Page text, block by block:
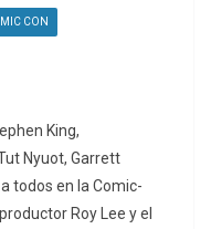
CON
King,
Nyuot, Garrett
todos en la Comic-
Roy Lee y el